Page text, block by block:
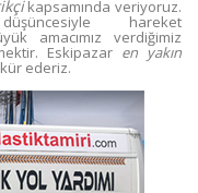
kapsamında veriyoruz.
hareket
amacımız verdiğimiz
Eskipazar en yakın
ederiz.